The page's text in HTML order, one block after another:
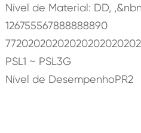
Nível de Material: DD,
126755567888888890
PSL1 ~ PSL3G
Nível de DesempenhoPR2